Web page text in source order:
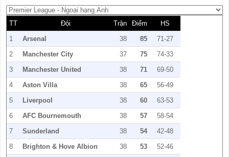
TT Đội Trận Điểm
HS
1
Arsenal 38 85
71-27
2
Manchester City 37 75
74-33
3
Manchester United 38 71
69-50
4
Aston Villa 38 65
56-49
5
Liverpool 38 60
63-53
6
AFC Bournemouth 38 57
58-54
7
Sunderland 38 54
42-48
8
Brighton & Hove Albion 38 53
52-46